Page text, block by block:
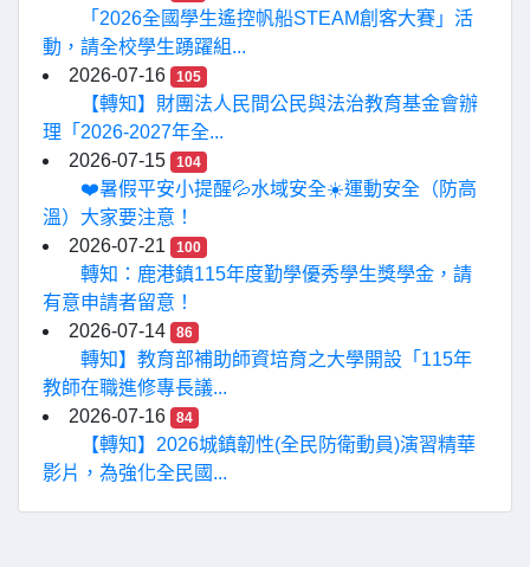
「2026全國學生遙控帆船STEAM創客大賽」活
動，請全校學生踴躍組...
2026-07-16
105
【轉知】財團法人民間公民與法治教育基金會辦
理「2026-2027年全...
2026-07-15
104
❤️暑假平安小提醒💦水域安全☀️運動安全（防高
溫）大家要注意！
2026-07-21
100
轉知：鹿港鎮115年度勤學優秀學生獎學金，請
有意申請者留意！
2026-07-14
86
轉知】教育部補助師資培育之大學開設「115年
教師在職進修專長議...
2026-07-16
84
【轉知】2026城鎮韌性(全民防衛動員)演習精華
影片，為強化全民國...